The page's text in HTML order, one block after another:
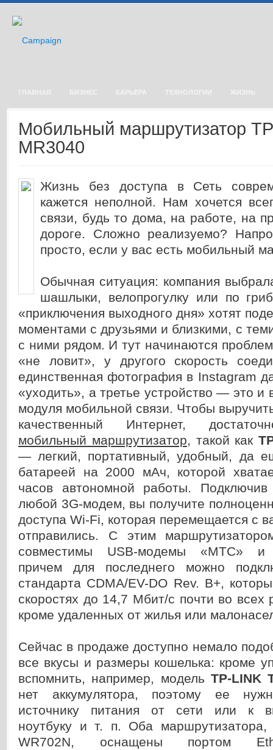
ГЛАВНАЯ БИЗНЕС КАРЬЕРА ТЕХНОЛОГИИ ЖИЗНЬ
Мобильный маршрутизатор
MR3040
Жизнь без доступа в Сеть
кажется неполной. Нам хочется
связи, будь то дома, на работе, на
дороге. Сложно реализуемо?
просто, если у вас есть мобильный
Обычная ситуация: компания
шашлыки, велопрогулку или по
«приключения выходного дня» хотят
моментами с друзьями и близкими, с
с ними рядом. И тут начинаются
«не ловит», у другого скорость
единственная фотография в Instagram
«уходить», а третье устройство — это и
модуля мобильной связи. Чтобы
качественный Интернет,
мобильный маршрутизатор, такой как
— легкий, портативный, удобный, да
батареей на 2000 мАч, которой
часов автономной работы.
любой 3G-модем, вы получите
доступа Wi-Fi, которая перемещается с
отправились. С этим
совместимы USB-модемы «МТС» и
причем для последнего можно
стандарта CDMA/EV-DO Rev. В+,
скоростях до 14,7 Мбит/с почти во всех
кроме удаленных от жилья или
Сейчас в продаже доступно немало
все вкусы и размеры кошелька: кроме
вспомнить, например, модель TP-LINK
нет аккумулятора, поэтому ее
источнику питания от сети или к
ноутбуку и т. п. Оба маршрутизатора,
WR702N, оснащены портом